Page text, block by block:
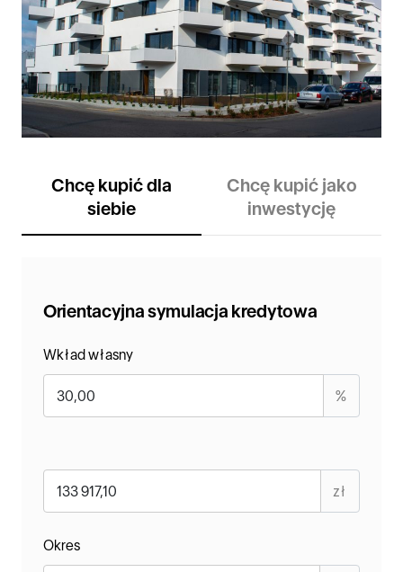
Chcę kupić dla
siebie
Chcę kupić jako
inwestycję
Orientacyjna symulacja kredytowa
Wkład własny
%
zł
Okres